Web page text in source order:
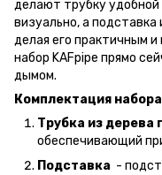
делают трубку удобной
визуально, а
делая его практичным
набор KAFpipe прямо
дымом.
Комплектация
Трубка из дерева
обеспечивающий
Подставка -